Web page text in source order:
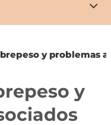
y problemas
y